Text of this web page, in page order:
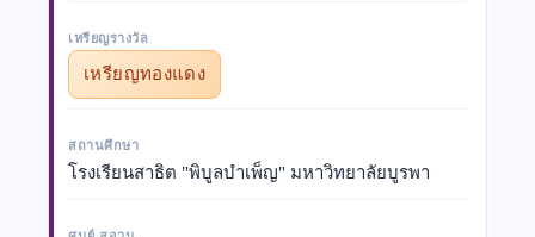
เหรียญรางวัล
เหรียญทองแดง
สถานศึกษา
โรงเรียนสาธิต "พิบูลบำเพ็ญ" มหาวิทยาลัยบูรพา